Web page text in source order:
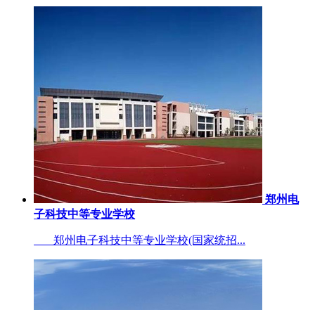
郑州电
子科技中等专业学校
郑州电子科技中等专业学校(国家统招...